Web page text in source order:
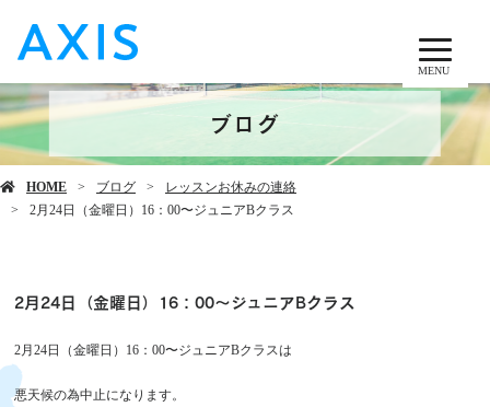
MENU
ブログ
HOME ブログ
レッスンお休みの連絡
2月24日（金曜日）16：00〜ジュニアBクラス
2月24日（金曜日）16：00〜ジュニアBクラス
2月24日（金曜日）16：00〜ジュニアBクラスは
悪天候の為中止になります。